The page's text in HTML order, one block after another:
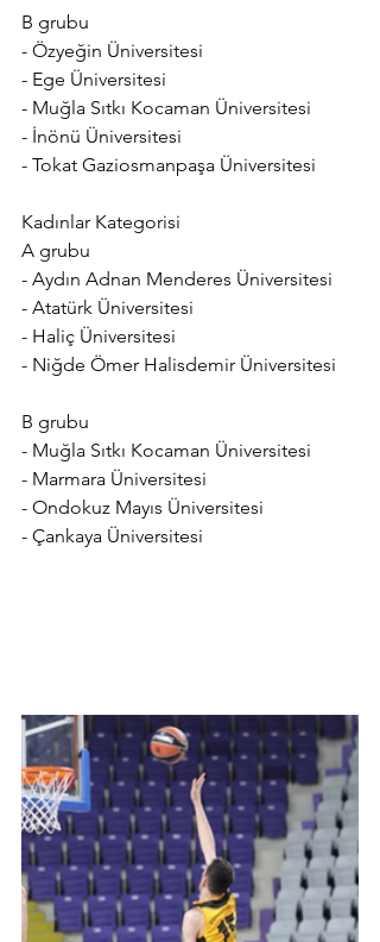
B grubu
- Özyeğin Üniversitesi
- Ege Üniversitesi
- Muğla Sıtkı Kocaman Üniversitesi
- İnönü Üniversitesi
- Tokat Gaziosmanpaşa Üniversitesi
Kadınlar Kategorisi
A grubu
- Aydın Adnan Menderes Üniversitesi
- Atatürk Üniversitesi
- Haliç Üniversitesi
- Niğde Ömer Halisdemir Üniversitesi
B grubu
- Muğla Sıtkı Kocaman Üniversitesi
- Marmara Üniversitesi
- Ondokuz Mayıs Üniversitesi
- Çankaya Üniversitesi